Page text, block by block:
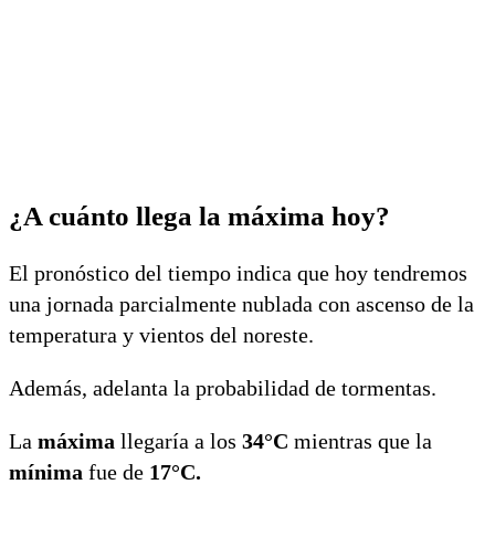
¿A cuánto llega la máxima hoy?
El pronóstico del tiempo indica que hoy tendremos
una jornada parcialmente nublada con ascenso de la
temperatura y vientos del noreste.
Además, adelanta la probabilidad de tormentas.
La máxima llegaría a los 34°C mientras que la
mínima fue de 17°C.